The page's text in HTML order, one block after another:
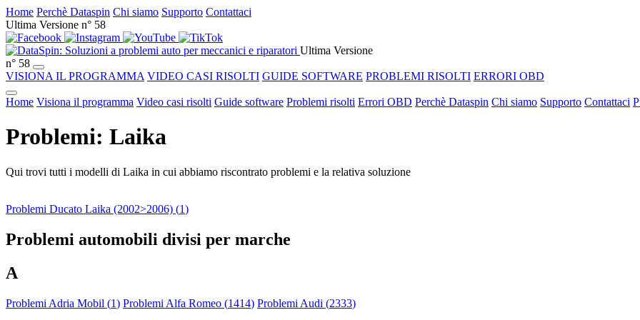
Home Perchè Dataspin Chi siamo Supporto Contattaci
Ultima Versione n° 58
Ultima Versione
n° 58
VISIONA IL PROGRAMMA VIDEO CASI RISOLTI GUIDE SOFTWARE PROBLEMI RISOLTI ERRORI OBD
Home Visiona il programma Video casi risolti Guide software Problemi risolti Errori OBD Perchè Dataspin Chi siamo Supporto Contattaci
Problemi: Laika
Qui trovi tutti i modelli di Laika in cui abbiamo riscontrato problemi e la relativa soluzione
Problemi Ducato Laika (2002>2006) (1)
Problemi automobili divisi per marche
A
Problemi Adria Mobil (1) Problemi Alfa Romeo (1414) Problemi Audi (2333)